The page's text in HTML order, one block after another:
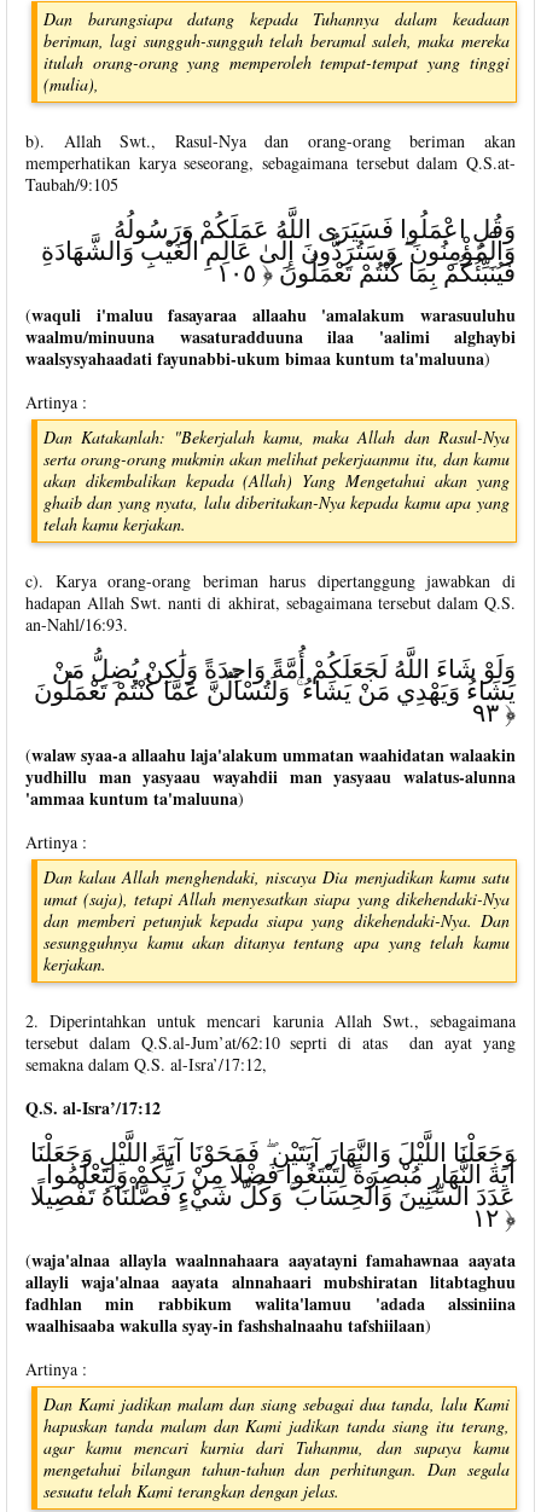
Dan barangsiapa datang kepada Tuhannya dalam keadaan
beriman, lagi sungguh-sungguh telah beramal saleh, maka mereka
itulah orang-orang yang memperoleh tempat-tempat yang tinggi
(mulia),
b). Allah Swt., Rasul-Nya dan orang-orang beriman akan
memperhatikan karya seseorang, sebagaimana tersebut dalam Q.S.at-
Taubah/9:105
وَقُلِ اعْمَلُوا فَسَيَرَى اللَّهُ عَمَلَكُمْ وَرَسُولُهُ
وَالْمُؤْمِنُونَ ۖ وَسَتُرَدُّونَ إِلَىٰ عَالِمِ الْغَيْبِ وَالشَّهَادَةِ
فَيُنَبِّئُكُمْ بِمَا كُنْتُمْ تَعْمَلُونَ ﴿ ١٠٥
(waquli i'maluu fasayaraa allaahu 'amalakum warasuuluhu
waalmu/minuuna wasaturadduuna ilaa 'aalimi alghaybi
waalsysyahaadati fayunabbi-ukum bimaa kuntum ta'maluuna)
Artinya :
Dan Katakanlah: "Bekerjalah kamu, maka Allah dan Rasul-Nya
serta orang-orang mukmin akan melihat pekerjaanmu itu, dan kamu
akan dikembalikan kepada (Allah) Yang Mengetahui akan yang
ghaib dan yang nyata, lalu diberitakan-Nya kepada kamu apa yang
telah kamu kerjakan.
c). Karya orang-orang beriman harus dipertanggung jawabkan di
hadapan Allah Swt. nanti di akhirat, sebagaimana tersebut dalam Q.S.
an-Nahl/16:93.
وَلَوْ شَاءَ اللَّهُ لَجَعَلَكُمْ أُمَّةً وَاحِدَةً وَلَٰكِنْ يُضِلُّ مَنْ
يَشَاءُ وَيَهْدِي مَنْ يَشَاءُ ۚ وَلَتُسْأَلُنَّ عَمَّا كُنْتُمْ تَعْمَلُونَ
﴿ ٩٣
(walaw syaa-a allaahu laja'alakum ummatan waahidatan walaakin
yudhillu man yasyaau wayahdii man yasyaau walatus-alunna
'ammaa kuntum ta'maluuna)
Artinya :
Dan kalau Allah menghendaki, niscaya Dia menjadikan kamu satu
umat (saja), tetapi Allah menyesatkan siapa yang dikehendaki-Nya
dan memberi petunjuk kepada siapa yang dikehendaki-Nya. Dan
sesungguhnya kamu akan ditanya tentang apa yang telah kamu
kerjakan.
2. Diperintahkan untuk mencari karunia Allah Swt., sebagaimana
tersebut dalam Q.S.al-Jum’at/62:10 seprti di atas dan ayat yang
semakna dalam Q.S. al-Isra’/17:12,
Q.S. al-Isra’/17:12
وَجَعَلْنَا اللَّيْلَ وَالنَّهَارَ آيَتَيْنِ ۖ فَمَحَوْنَا آيَةَ اللَّيْلِ وَجَعَلْنَا
آيَةَ النَّهَارِ مُبْصِرَةً لِتَبْتَغُوا فَضْلًا مِنْ رَبِّكُمْ وَلِتَعْلَمُوا
عَدَدَ السِّنِينَ وَالْحِسَابَ ۚ وَكُلَّ شَيْءٍ فَصَّلْنَاهُ تَفْصِيلًا
﴿ ١٢
(waja'alnaa allayla waalnnahaara aayatayni famahawnaa aayata
allayli waja'alnaa aayata alnnahaari mubshiratan litabtaghuu
fadhlan min rabbikum walita'lamuu 'adada alssiniina
waalhisaaba wakulla syay-in fashshalnaahu tafshiilaan)
Artinya :
Dan Kami jadikan malam dan siang sebagai dua tanda, lalu Kami
hapuskan tanda malam dan Kami jadikan tanda siang itu terang,
agar kamu mencari kurnia dari Tuhanmu, dan supaya kamu
mengetahui bilangan tahun-tahun dan perhitungan. Dan segala
sesuatu telah Kami terangkan dengan jelas.